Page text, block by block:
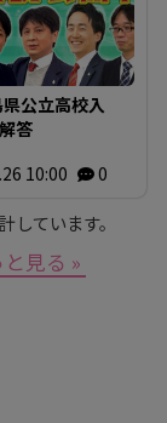
公立高校入
答
10:00 0
ています。
見る »